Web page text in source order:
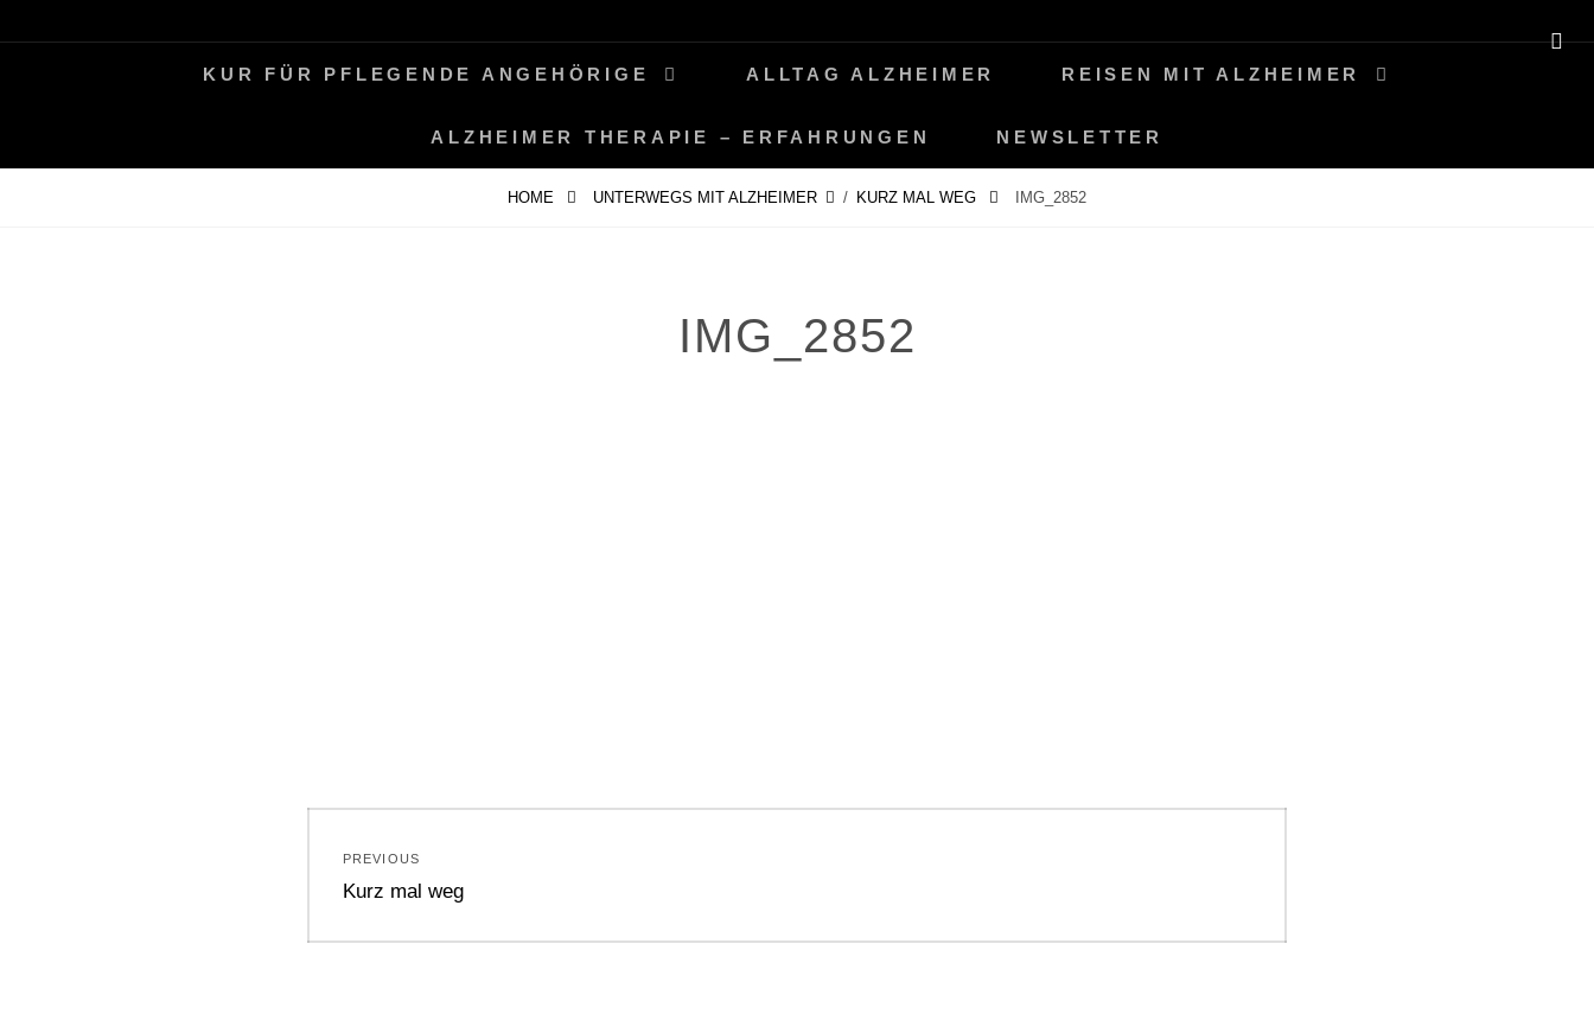
to
PERIFAIR
KUR FÜR PFLEGENDE ANGEHÖRIGE ALLTAG ALZHEIMER REISEN MIT ALZHEIMER
ALZHEIMER THERAPIE – ERFAHRUNGEN NEWSLETTER
HOME UNTERWEGS MIT ALZHEIMER / KURZ MAL WEG IMG_2852
IMG_2852
PREVIOUS
Previous
Kurz mal weg